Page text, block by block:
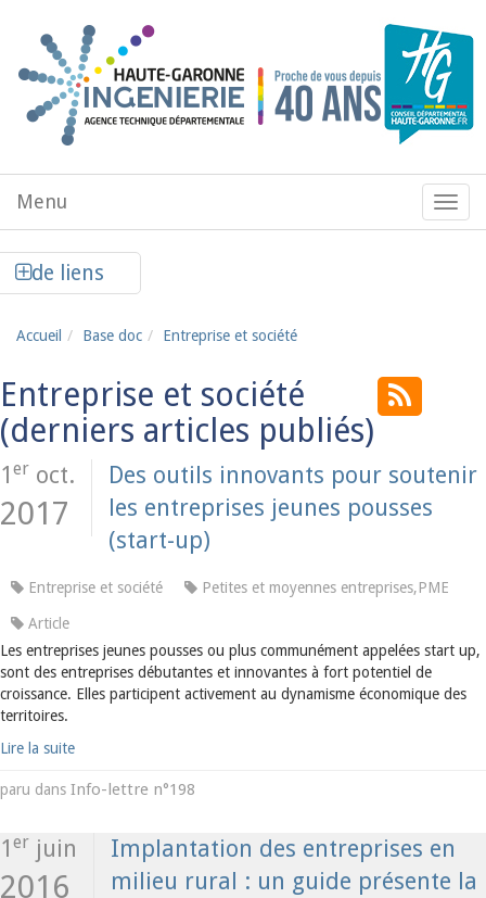
Menu
de
Menu
de liens
Accueil Base doc Entreprise et société
Entreprise et société
1 er oct.
2017
Des outils innovants pour soutenir
les entreprises jeunes pousses
(start-up)
Entreprise et société Petites et moyennes entreprises,PME
Article
Les entreprises jeunes pousses ou plus communément appelées start up,
sont des entreprises débutantes et innovantes à fort potentiel de
croissance. Elles participent activement au dynamisme économique des
territoires.
Lire la suite
paru dans Info-lettre n°198
1 er juin
2016
Implantation des entreprises en
milieu rural : un guide présente la